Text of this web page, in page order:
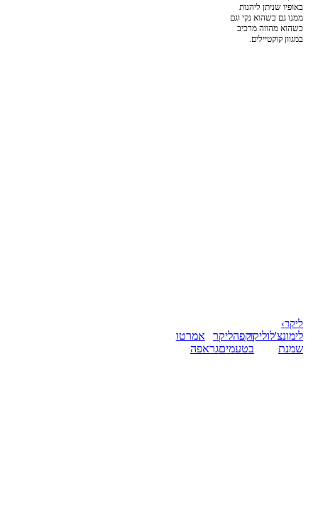
באופיו שניתן ליהנות
ממנו גם כשהוא נקי וגם
כשהוא מהווה מרכיב
במגוון קוקטיילים.
ליקר›
לימונצ'לוליקר
שמנת
וקפהליקר
בטעמיםגראפה
אמרטו